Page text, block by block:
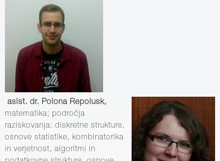
asist. dr. Polona Repolusk,
matematika; področja
raziskovanja: diskretne strukture,
osnove statistike, kombinatorika
in verjetnost, algoritmi in